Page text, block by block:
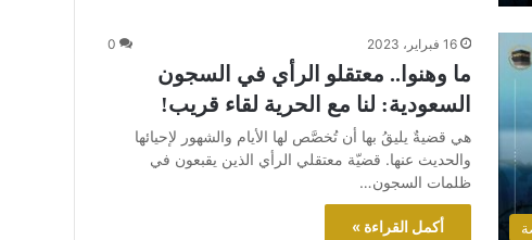
16 فبراير، 2023 0
ما وهنوا.. معتقلو الرأي في السجون
السعودية: لنا مع الحرية لقاء قريب!
هي قضيةٌ يليقُ بها أن تُخصَّص لها الأيام والشهور لإحيائها
والحديث عنها. قضيّة معتقلي الرأي الذين يقبعون في
ظلمات السجون…
أكمل القراءة »